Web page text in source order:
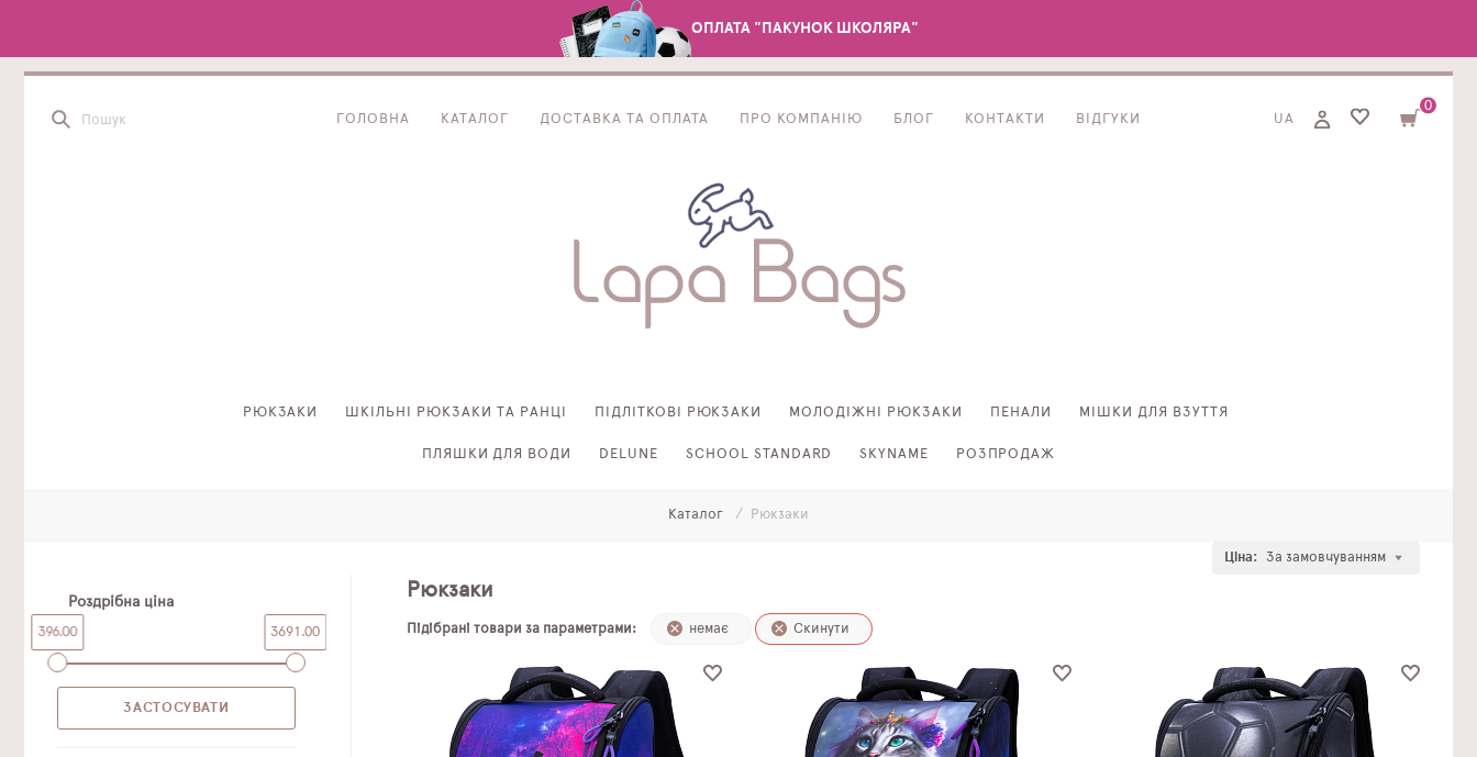
ОПЛАТА "ПАКУНОК ШКОЛЯРА"
ГОЛОВНА КАТАЛОГ ДОСТАВКА ТА ОПЛАТА ПРО КОМПАНІЮ БЛОГ КОНТАКТИ ВІДГУКИ UA
0
РЮКЗАКИ ШКІЛЬНІ РЮКЗАКИ ТА РАНЦІ ПІДЛІТКОВІ РЮКЗАКИ МОЛОДІЖНІ РЮКЗАКИ ПЕНАЛИ МІШКИ ДЛЯ ВЗУТТЯ
ПЛЯШКИ ДЛЯ ВОДИ DELUNE SCHOOL STANDARD SKYNAME РОЗПРОДАЖ
Каталог Рюкзаки
Роздрібна ціна
396.00 3691.00
Ціна: За замовчуванням
Рюкзаки
Підібрані товари за параметрами: немає Скинути